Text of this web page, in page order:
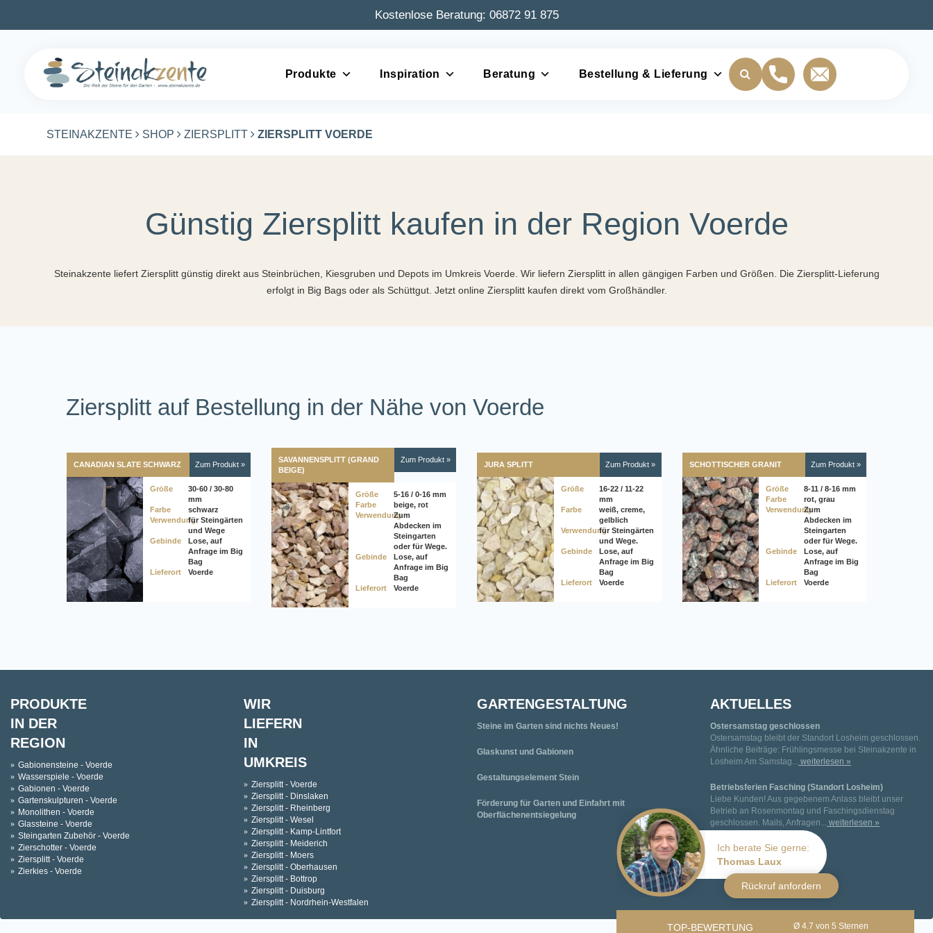
Kostenlose Beratung: 06872 91 875
Produkte Inspiration Beratung Bestellung & Lieferung
Ich berate Sie gerne:
Thomas Laux
Rückruf anfordern
TOP-BEWERTUNG Ø 4.7 von 5 Sternen
STEINAKZENTE SHOP ZIERSPLITT ZIERSPLITT VOERDE
Günstig Ziersplitt kaufen in der Region Voerde
Steinakzente liefert Ziersplitt günstig direkt aus Steinbrüchen, Kiesgruben und Depots im Umkreis Voerde. Wir liefern Ziersplitt in allen gängigen Farben und Größen. Die Ziersplitt-Lieferung
erfolgt in Big Bags oder als Schüttgut. Jetzt online Ziersplitt kaufen direkt vom Großhändler.
Ziersplitt auf Bestellung in der Nähe von Voerde
CANADIAN SLATE SCHWARZ Zum Produkt »
Größe
30-60 / 30-80
mm
Farbe
schwarz
Verwendungfür Steingärten
und Wege
Gebinde
Lose, auf
Anfrage im Big
Bag
Lieferort
Voerde
SAVANNENSPLITT (GRAND
BEIGE)
Zum Produkt »
Größe
5-16 / 0-16 mm
Farbe
beige, rot
VerwendungZum
Abdecken im
Steingarten
oder für Wege.
Gebinde
Lose, auf
Anfrage im Big
Bag
Lieferort
Voerde
JURA SPLITT Zum Produkt »
Größe
16-22 / 11-22
mm
Farbe
weiß, creme,
gelblich
Verwendungfür Steingärten
und Wege.
Gebinde
Lose, auf
Anfrage im Big
Bag
Lieferort
Voerde
SCHOTTISCHER GRANIT Zum Produkt »
Größe
8-11 / 8-16 mm
Farbe
rot, grau
VerwendungZum
Abdecken im
Steingarten
oder für Wege.
Gebinde
Lose, auf
Anfrage im Big
Bag
Lieferort
Voerde
PRODUKTE
IN DER
REGION
Gabionensteine - Voerde
Wasserspiele - Voerde
Gabionen - Voerde
Gartenskulpturen - Voerde
Monolithen - Voerde
Glassteine - Voerde
Steingarten Zubehör - Voerde
Zierschotter - Voerde
Ziersplitt - Voerde
Zierkies - Voerde
WIR
LIEFERN
IN
UMKREIS
Ziersplitt - Voerde
Ziersplitt - Dinslaken
Ziersplitt - Rheinberg
Ziersplitt - Wesel
Ziersplitt - Kamp-Lintfort
Ziersplitt - Meiderich
Ziersplitt - Moers
Ziersplitt - Oberhausen
Ziersplitt - Bottrop
Ziersplitt - Duisburg
Ziersplitt - Nordrhein-Westfalen
GARTENGESTALTUNG
Steine im Garten sind nichts Neues!
Glaskunst und Gabionen
Gestaltungselement Stein
Förderung für Garten und Einfahrt mit
Oberflächenentsiegelung
AKTUELLES
Ostersamstag geschlossen
Ostersamstag bleibt der Standort Losheim geschlossen.
Ähnliche Beiträge: Frühlingsmesse bei Steinakzente in
Losheim Am Samstag...
weiterlesen »
Betriebsferien Fasching (Standort Losheim)
Liebe Kunden! Aus gegebenem Anlass bleibt unser
Betrieb an Rosenmontag und Faschingsdienstag
geschlossen. Mails, Anfragen...
weiterlesen »